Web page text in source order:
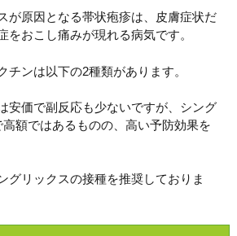
が原因となる帯状疱疹は、皮膚症状だ
をおこし痛みが現れる病気です。
チンは以下の2種類があります。
安価で副反応も少ないですが、シング
額ではあるものの、高い予防効果を
グリックスの接種を推奨しておりま